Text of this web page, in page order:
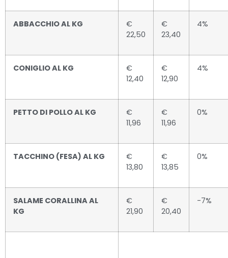
ABBACCHIO AL KG
€
22,50
€
23,40
4%
CONIGLIO AL KG
€
12,40
€
12,90
4%
PETTO DI POLLO AL KG
€
11,96
€
11,96
0%
TACCHINO (FESA) AL KG
€
13,80
€
13,85
0%
SALAME CORALLINA AL
KG
€
21,90
€
20,40
-7%